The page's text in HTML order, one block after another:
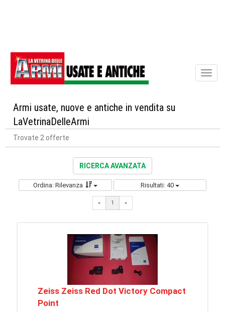
Armi usate, nuove e antiche in vendita su
LaVetrinaDelleArmi
Trovate 2 offerte
RICERCA AVANZATA
Ordina: Rilevanza Risultati: 40
« 1 «
Zeiss Zeiss Red Dot Victory Compact
Point